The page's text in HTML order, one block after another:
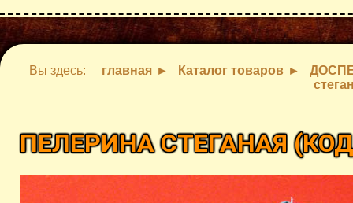
Вы здесь: главная Каталог товаров
ПЕЛЕРИНА СТЕГАНАЯ